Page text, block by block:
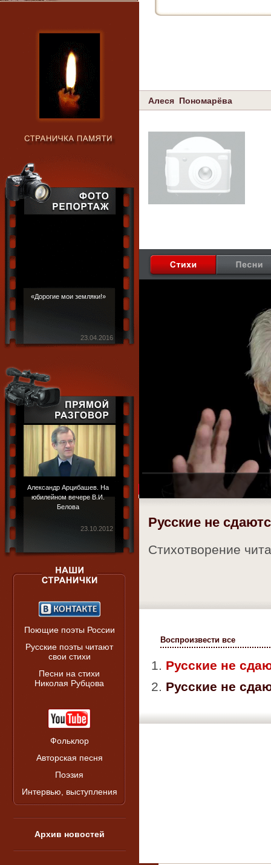
«Дорогие мои земляки!»
23.04.2016
Александр Арцибашев. На
юбилейном вечере В.И.
Белова
23.10.2012
Поющие поэты России
Русские поэты читают
свои стихи
Песни на стихи
Николая Рубцова
Фольклор
Авторская песня
Поэзия
Интервью, выступления
Архив новостей
Алеся Пономарёва
Русские не
Стихотворение
Воспроизвести все
1.
Русские не
2.
Русские не